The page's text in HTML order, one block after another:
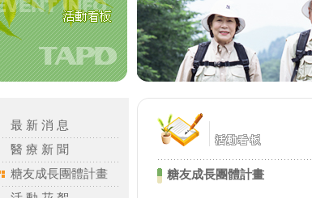
最 新 消 息
醫 療 新 聞
糖友成長團體計畫
糖友成長團體計畫